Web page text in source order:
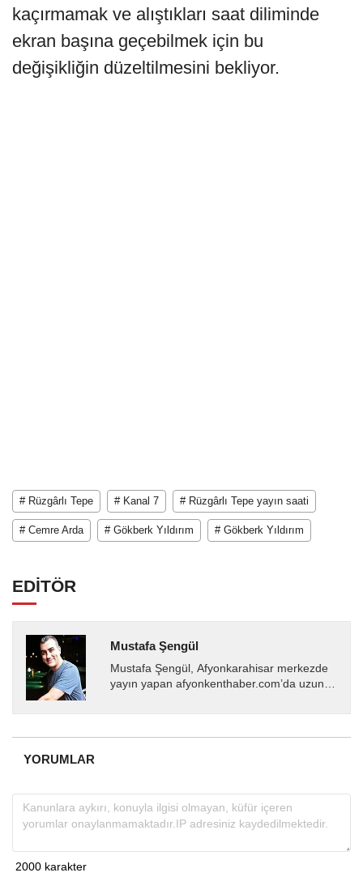
kaçırmamak ve alıştıkları saat diliminde
ekran başına geçebilmek için bu
değişikliğin düzeltilmesini bekliyor.
# Rüzgârlı Tepe # Kanal 7 # Rüzgârlı Tepe yayın saati
# Cemre Arda # Gökberk Yıldırım # Gökberk Yıldırım
EDİTÖR
Mustafa Şengül
Mustafa Şengül, Afyonkarahisar merkezde
yayın yapan afyonkenthaber.com’da uzun
almakta, haber akışı...
YORUMLAR